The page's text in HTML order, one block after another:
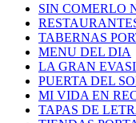
SIN COMERLO
TABERNAS
MENU DEL DIA
LA GRAN
PUERTA DEL
MI VIDA EN
TAPAS DE